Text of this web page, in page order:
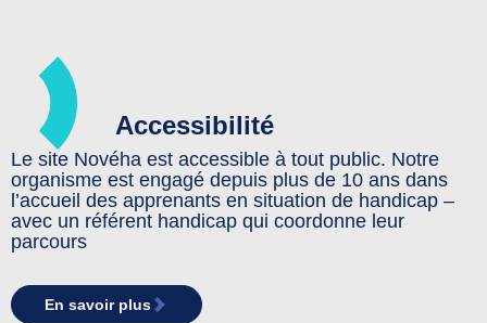
Accessibilité
Le site Novéha est accessible à tout public. Notre
organisme est engagé depuis plus de 10 ans dans
l’accueil des apprenants en situation de handicap –
avec un référent handicap qui coordonne leur
parcours
En savoir plus